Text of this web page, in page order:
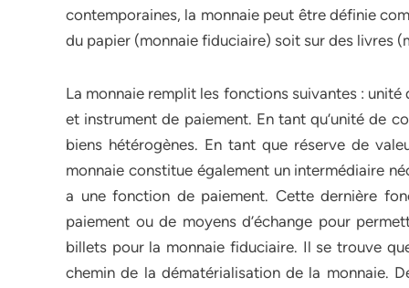
contemporaines, la monnaie peut être définie
du papier (monnaie fiduciaire) soit sur des livres
La monnaie remplit les fonctions suivantes :
et instrument de paiement. En tant qu’unité de
biens hétérogènes. En tant que réserve de
monnaie constitue également un intermédiaire
a une fonction de paiement. Cette dernière
paiement ou de moyens d’échange pour
billets pour la monnaie fiduciaire. Il se trouve
chemin de la dématérialisation de la monnaie.